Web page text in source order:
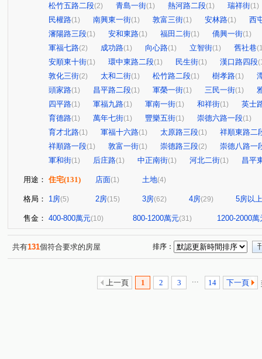
松竹五路二段(2) 青島一街(1) 熱河路二段(1) 瑞祥街(1)
民權路(1) 南興東一街(1) 敦富三街(1) 安林路(1)
西
瀋陽路三段(1) 安和東路(1) 福田二街(1) 僑興一街(1)
軍福七路(2) 成功路(1) 向心路(1) 立智街(1) 舊社巷
安順東十街(1) 環中東路二段(1) 民生街(1) 漢口路四段
敦化三街(2) 太和二街(1) 松竹路二段(1) 樹孝路(1)
頭家路(1) 昌平路二段(1) 軍榮一街(1) 三民一街(1)
四平路(1) 軍福九路(1) 軍南一街(1) 和祥街(1)
英士
育德路(1) 萬年七街(1) 豐樂五街(1) 崇德六路一段(1)
育才北路(1) 軍福十六路(1) 太原路三段(1)
祥順東路二
祥順路一段(1) 敦富一街(1) 崇德路三段(2)
崇德八路一
軍和街(1) 后庄路(1) 中正南街(1) 河北二街(1) 昌平
用途： 住宅(131) 店面(1) 土地(4)
格局： 1房(5) 2房(15) 3房(62) 4房(29) 5房以上
售金： 400-800萬元(10) 800-1200萬元(31) 1200-2000萬
共有131個符合要求的房屋 排序：
上一頁 1 2 3 ... 14 下一頁